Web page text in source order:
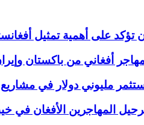
تؤكد على أهمية تمثيل
مليوني دولار في مشاريع
المهاجرين الأفغان في